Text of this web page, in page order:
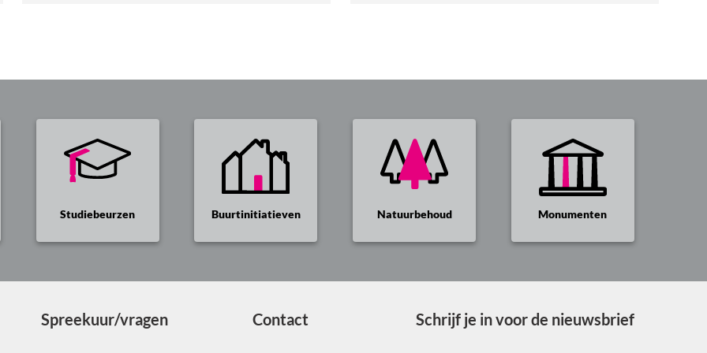
Studiebeurzen Buurtinitiatieven Natuurbehoud Monumenten
Spreekuur/vragen Contact Schrijf je in voor de nieuwsbrief